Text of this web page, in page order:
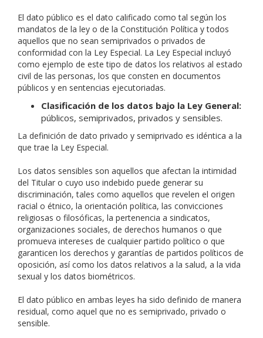
El dato público es el dato calificado como tal según los
mandatos de la ley o de la Constitución Política y todos
aquellos que no sean semiprivados o privados de
conformidad con la Ley Especial. La Ley Especial incluyó
como ejemplo de este tipo de datos los relativos al estado
civil de las personas, los que consten en documentos
públicos y en sentencias ejecutoriadas.
Clasificación de los datos bajo la Ley General:
públicos, semiprivados, privados y sensibles.
La definición de dato privado y semiprivado es idéntica a la
que trae la Ley Especial.
Los datos sensibles son aquellos que afectan la intimidad
del Titular o cuyo uso indebido puede generar su
discriminación, tales como aquellos que revelen el origen
racial o étnico, la orientación política, las convicciones
religiosas o filosóficas, la pertenencia a sindicatos,
organizaciones sociales, de derechos humanos o que
promueva intereses de cualquier partido político o que
garanticen los derechos y garantías de partidos políticos de
oposición, así como los datos relativos a la salud, a la vida
sexual y los datos biométricos.
El dato público en ambas leyes ha sido definido de manera
residual, como aquel que no es semiprivado, privado o
sensible.